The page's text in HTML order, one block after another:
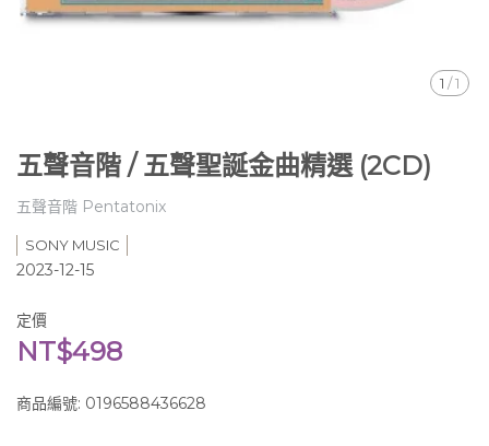
1 /1
五聲音階 / 五聲聖誕金曲精選 (2CD)
五聲音階 Pentatonix
SONY MUSIC
2023-12-15
定價
NT$498
商品編號: 0196588436628